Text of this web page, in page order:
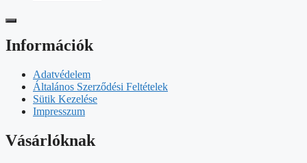
Információk
Adatvédelem
Általános Szerződési Feltételek
Sütik Kezelése
Impresszum
Vásárlóknak